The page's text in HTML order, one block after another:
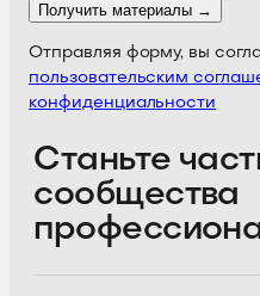
Получить материалы →
Отправляя форму, вы
пользовательским
конфиденциальности
Станьте
сообщества